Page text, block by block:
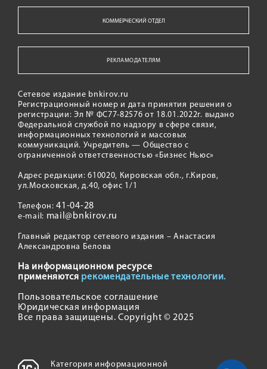
КОММЕРЧЕСКИЙ ОТДЕЛ
РЕКЛАМОДАТЕЛЯМ
Сетевое издание bnkirov.ru
Регистрационный номер и дата принятия решения о
регистрации: Эл № ФС77-82576 от 18.01.2022г. выдано
Федеральной службой по надзору в сфере связи,
информационных технологий и массовых
коммуникаций. Учредитель — Общество с
ограниченной ответственностью «Бизнес Ньюс»
Адрес редакции: 610020, Кировская обл., г.Киров,
ул.Московская, д.40, офис 1/1
Телефон:41-04-28
e-mail: mail@bnkirov.ru
Главный редактор сетевого издания – Анастасия
Александровна Белова
На информационном ресурсе
применяются рекомендательные технологии.
Пользовательское соглашение
Юридическая информация
Все права защищены. Copyright © 2025
Категория информационной